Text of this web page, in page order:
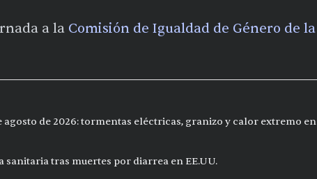
a la Comisión de Igualdad de Género de la
agosto de 2026: tormentas eléctricas, granizo y calor extremo en
tras muertes por diarrea en EE.UU.